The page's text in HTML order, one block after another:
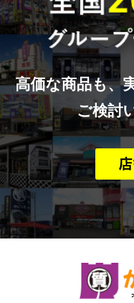
高価な商品も、
ご検討